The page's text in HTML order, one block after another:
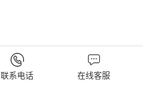
联系电话 在线客服